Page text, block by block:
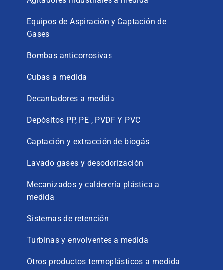
Equipos de Aspiración y Captación de
Gases
Bombas anticorrosivas
Cubas a medida
Decantadores a medida
Depósitos PP, PE , PVDF Y PVC
Captación y extracción de biogás
Lavado gases y desodorización
Mecanizados y calderería plástica a
medida
Sistemas de retención
Turbinas y envolventes a medida
Otros productos termoplásticos a medida